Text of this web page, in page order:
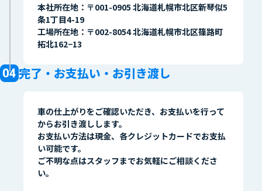
本社所在地：〒001-0905 北海道札幌市北区新琴似5
条1丁目4-19
工場所在地：〒002-8054 北海道札幌市北区篠路町
拓北162−13
完了・お支払い・お引き渡し
車の仕上がりをご確認いただき、お支払いを行って
からお引き渡しします。
お支払い方法は現金、各クレジットカードでお支払
い可能です。
ご不明な点はスタッフまでお気軽にご相談くださ
い。